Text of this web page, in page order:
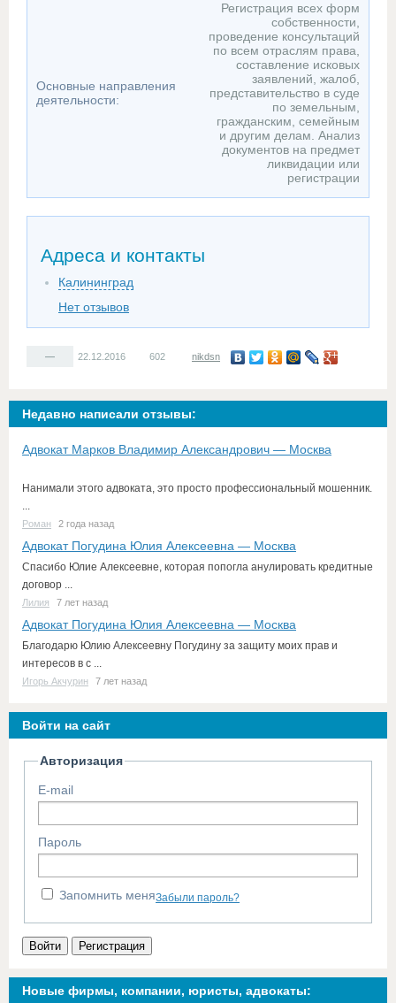
Основные направления
деятельности:
Регистрация всех форм
собственности,
проведение консультаций
по всем отраслям права,
составление исковых
заявлений, жалоб,
представительство в суде
по земельным,
гражданским, семейным
и другим делам. Анализ
документов на предмет
ликвидации или
регистрации
Адреса и контакты
Калининград
Нет отзывов
— 22.12.2016 602 nikdsn
Недавно написали отзывы:
Адвокат Марков Владимир Александрович — Москва
Нанимали этого адвоката, это просто профессиональный мошенник.
...
Роман 2 года назад
Адвокат Погудина Юлия Алексеевна — Москва
Спасибо Юлие Алексеевне, которая попогла анулировать кредитные
договор ...
Лилия 7 лет назад
Адвокат Погудина Юлия Алексеевна — Москва
Благодарю Юлию Алексеевну Погудину за защиту моих прав и
интересов в с ...
Игорь Акчурин 7 лет назад
Войти на сайт
Авторизация
E-mail
Пароль
Запомнить меняЗабыли пароль?
Войти Регистрация
Новые фирмы, компании, юристы, адвокаты: